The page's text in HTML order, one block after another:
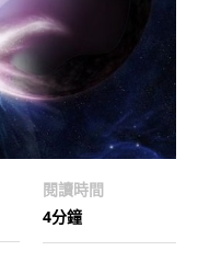
閱讀時間
4分鐘